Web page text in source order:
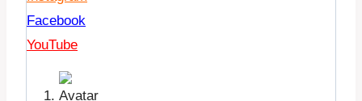
Facebook
YouTube